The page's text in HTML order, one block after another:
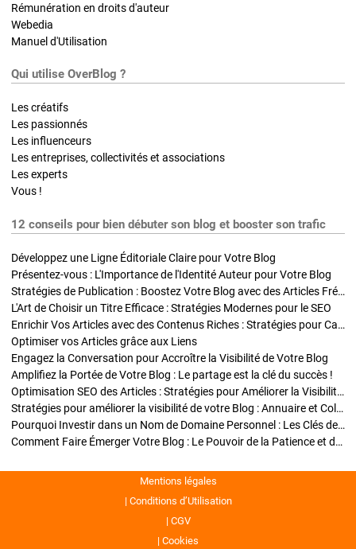
Rémunération en droits d'auteur
Webedia
Manuel d'Utilisation
Qui utilise OverBlog ?
Les créatifs
Les passionnés
Les influenceurs
Les entreprises, collectivités et associations
Les experts
Vous !
12 conseils pour bien débuter son blog et booster son trafic
Développez une Ligne Éditoriale Claire pour Votre Blog
Présentez-vous : L'Importance de l'Identité Auteur pour Votre Blog
Stratégies de Publication : Boostez Votre Blog avec des Articles Fréquents et Exclusifs
L'Art de Choisir un Titre Efficace : Stratégies Modernes pour le SEO
Enrichir Vos Articles avec des Contenus Riches : Stratégies pour Captiver et Optimiser
Optimiser vos Articles grâce aux Liens
Engagez la Conversation pour Accroître la Visibilité de Votre Blog
Amplifiez la Portée de Votre Blog : Le partage est la clé du succès !
Optimisation SEO des Articles : Stratégies pour Améliorer la Visibilité de Votre Blog
Stratégies pour améliorer la visibilité de votre Blog : Annuaire et Collaborations
Pourquoi Investir dans un Nom de Domaine Personnel : Les Clés de la Réussite de Votre Blog
Comment Faire Émerger Votre Blog : Le Pouvoir de la Patience et de la Persévérance
Mentions légales
Conditions d’Utilisation
CGV
Cookies